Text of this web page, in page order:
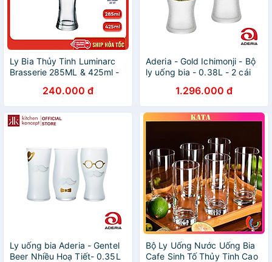
Ly Bia Thủy Tinh Luminarc
Brasserie 285ML & 425ml -
240.000 đ
Aderia - Gold Ichimonji - Bộ
ly uống bia - 0.38L - 2 cái
1.296.000 đ
Ly uống bia Aderia - Gentel
Beer Nhiều Hoạ Tiết- 0.35L
Bộ Ly Uống Nước Uống Bia
Cafe Sinh Tố Thủy Tinh Cao